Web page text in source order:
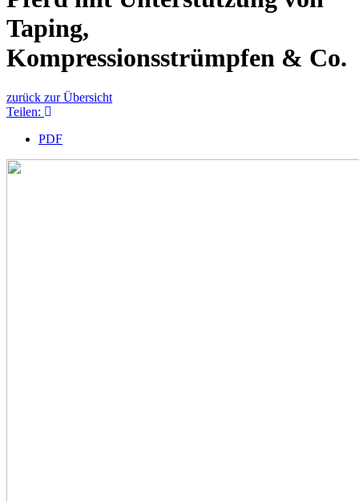
Taping,
Kompressionsstrümpfen & Co.
zurück zur Übersicht
Teilen:
PDF
Image